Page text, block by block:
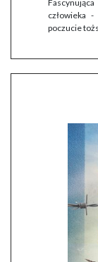
człowieka
poczucie